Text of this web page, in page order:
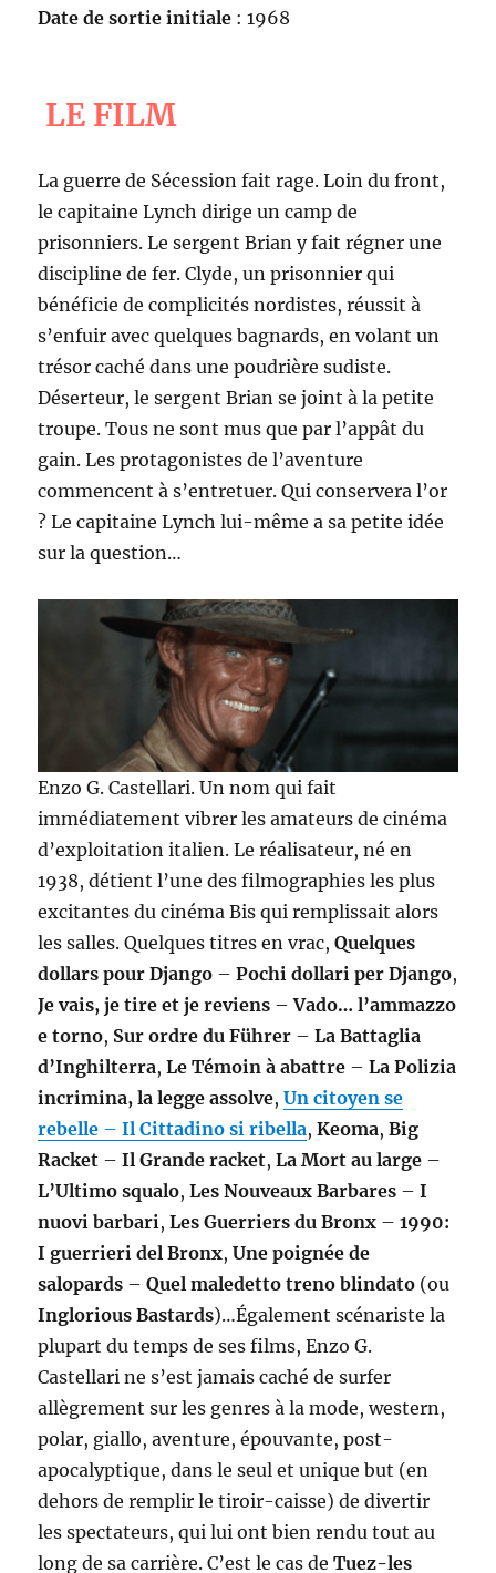
Date de sortie initiale : 1968
LE FILM
La guerre de Sécession fait rage. Loin du front,
le capitaine Lynch dirige un camp de
prisonniers. Le sergent Brian y fait régner une
discipline de fer. Clyde, un prisonnier qui
bénéficie de complicités nordistes, réussit à
s’enfuir avec quelques bagnards, en volant un
trésor caché dans une poudrière sudiste.
Déserteur, le sergent Brian se joint à la petite
troupe. Tous ne sont mus que par l’appât du
gain. Les protagonistes de l’aventure
commencent à s’entretuer. Qui conservera l’or
? Le capitaine Lynch lui-même a sa petite idée
sur la question…
Enzo G. Castellari. Un nom qui fait
immédiatement vibrer les amateurs de cinéma
d’exploitation italien. Le réalisateur, né en
1938, détient l’une des filmographies les plus
excitantes du cinéma Bis qui remplissait alors
les salles. Quelques titres en vrac,Quelques
dollars pour Django –Pochi dollari per Django,
Je vais, je tire et je reviens –Vado… l’ammazzo
e torno, Sur ordre du Führer –La Battaglia
d’Inghilterra,Le Témoin à abattre –La Polizia
incrimina, la legge assolve,Un citoyen se
rebelle –Il Cittadino si ribella,Keoma,Big
Racket – Il Grande racket,La Mort au large –
L’Ultimo squalo, Les Nouveaux Barbares – I
nuovi barbari ,Les Guerriers du Bronx –1990:
I guerrieri del Bronx,Une poignée de
salopards –Quel maledetto treno blindato (ou
Inglorious Bastards)…Également scénariste la
plupart du temps de ses films, Enzo G.
Castellari ne s’est jamais caché de surfer
allègrement sur les genres à la mode, western,
polar, giallo, aventure, épouvante, post-
apocalyptique, dans le seul et unique but (en
dehors de remplir le tiroir-caisse) de divertir
les spectateurs, qui lui ont bien rendu tout au
long de sa carrière. C’est le cas deTuez-les